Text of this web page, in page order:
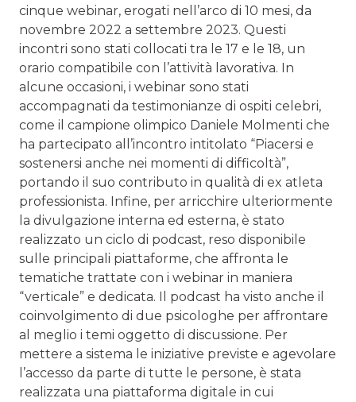
cinque webinar, erogati nell’arco di 10 mesi, da
novembre 2022 a settembre 2023. Questi
incontri sono stati collocati tra le 17 e le 18, un
orario compatibile con l’attività lavorativa. In
alcune occasioni, i webinar sono stati
accompagnati da testimonianze di ospiti celebri,
come il campione olimpico Daniele Molmenti che
ha partecipato all’incontro intitolato “Piacersi e
sostenersi anche nei momenti di difficoltà”,
portando il suo contributo in qualità di ex atleta
professionista. Infine, per arricchire ulteriormente
la divulgazione interna ed esterna, è stato
realizzato un ciclo di podcast, reso disponibile
sulle principali piattaforme, che affronta le
tematiche trattate con i webinar in maniera
“verticale” e dedicata. Il podcast ha visto anche il
coinvolgimento di due psicologhe per affrontare
al meglio i temi oggetto di discussione. Per
mettere a sistema le iniziative previste e agevolare
l’accesso da parte di tutte le persone, è stata
realizzata una piattaforma digitale in cui